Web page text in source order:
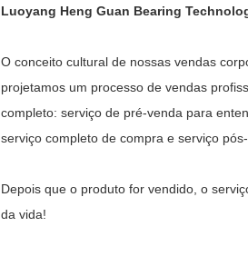
Luoyang Heng Guan Bearing
O conceito cultural de nossas vendas
projetamos um processo de vendas
completo: serviço de pré-venda para
serviço completo de compra e serviço
Depois que o produto for vendido, o
da vida!